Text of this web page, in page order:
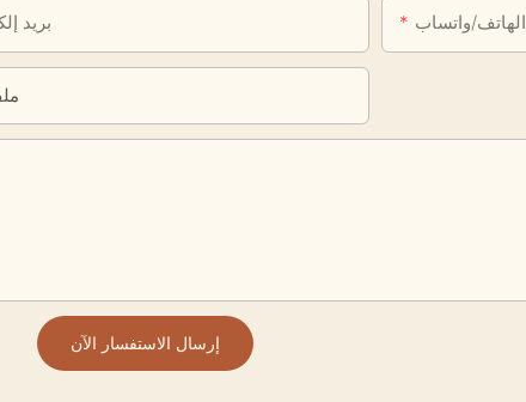
بريد الهاتف/واتساب
إرسال الاستفسار الآن